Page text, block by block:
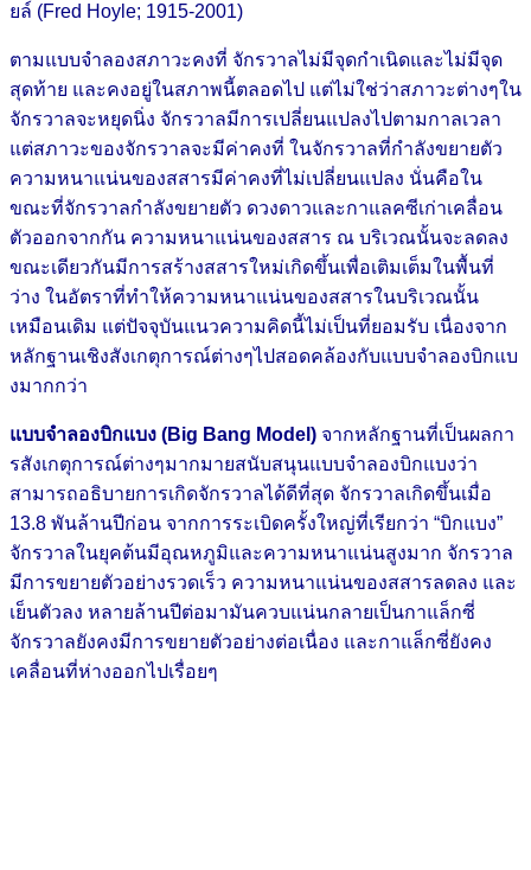
ยล์ (Fred Hoyle; 1915-2001)
ตามแบบจำลองสภาวะคงที่ จักรวาลไม่มีจุดกำเนิดและไม่มีจุด
สุดท้าย และคงอยู่ในสภาพนี้ตลอดไป แต่ไม่ใช่ว่าสภาวะต่างๆใน
จักรวาลจะหยุดนิ่ง จักรวาลมีการเปลี่ยนแปลงไปตามกาลเวลา
แต่สภาวะของจักรวาลจะมีค่าคงที่ ในจักรวาลที่กำลังขยายตัว
ความหนาแน่นของสสารมีค่าคงที่ไม่เปลี่ยนแปลง นั่นคือใน
ขณะที่จักรวาลกำลังขยายตัว ดวงดาวและกาแลคซีเก่าเคลื่อน
ตัวออกจากกัน ความหนาแน่นของสสาร ณ บริเวณนั้นจะลดลง
ขณะเดียวกันมีการสร้างสสารใหม่เกิดขึ้นเพื่อเติมเต็มในพื้นที่
ว่าง ในอัตราที่ทำให้ความหนาแน่นของสสารในบริเวณนั้น
เหมือนเดิม แต่ปัจจุบันแนวความคิดนี้ไม่เป็นที่ยอมรับ เนื่องจาก
หลักฐานเชิงสังเกตุการณ์ต่างๆไปสอดคล้องกับแบบจำลองบิกแบ
งมากกว่า
แบบจำลองบิกแบง (Big Bang Model) จากหลักฐานที่เป็นผลกา
รสังเกตุการณ์ต่างๆมากมายสนับสนุนแบบจำลองบิกแบงว่า
สามารถอธิบายการเกิดจักรวาลได้ดีที่สุด จักรวาลเกิดขึ้นเมื่อ
13.8 พันล้านปีก่อน จากการระเบิดครั้งใหญ่ที่เรียกว่า “บิกแบง”
จักรวาลในยุคต้นมีอุณหภูมิและความหนาแน่นสูงมาก จักรวาล
มีการขยายตัวอย่างรวดเร็ว ความหนาแน่นของสสารลดลง และ
เย็นตัวลง หลายล้านปีต่อมามันควบแน่นกลายเป็นกาแล็กซี่
จักรวาลยังคงมีการขยายตัวอย่างต่อเนื่อง และกาแล็กซี่ยังคง
เคลื่อนที่ห่างออกไปเรื่อยๆ